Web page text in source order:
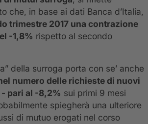
che, in base ai dati Banca d’Italia,
trimestre 2017 una contrazione
-1,8% rispetto al secondo
della surroga porta con se’ anche
numero delle richieste di nuovi
pari al -8,2% sui primi 9 mesi
spiegherà una ulteriore
di mutuo erogati nel corso